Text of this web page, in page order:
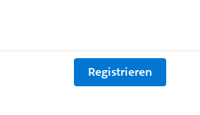
Registrieren